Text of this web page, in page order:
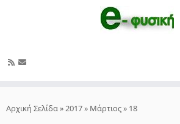
στο
Αρχική Σελίδα»2017» Μάρτιος» 18